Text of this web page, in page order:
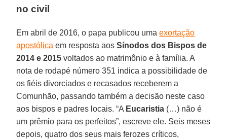
no civil
Em abril de 2016, o papa publicou umaexortação
apostólica em resposta aos Sínodos dos Bispos de
2014 e 2015 voltados ao matrimônio e à família. A
nota de rodapé número 351 indica a possibilidade de
os fiéis divorciados e recasados receberem a
Comunhão, passando também a decisão neste caso
aos bispos e padres locais. “A Eucaristia (…) não é
um prêmio para os perfeitos”, escreve ele. Seis meses
depois, quatro dos seus mais ferozes críticos,